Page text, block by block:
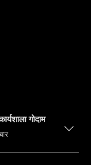
गोदाम